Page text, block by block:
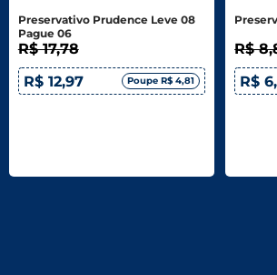
Preservativo Prudence Leve 08
Pague 06
R$ 17,78
R$ 12,97
Poupe R$ 4,81
R$
R$